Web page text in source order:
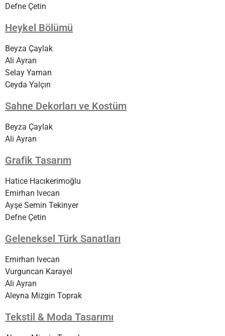
Defne Çetin
Heykel Bölümü
Beyza Çaylak
Ali Ayran
Selay Yaman
Ceyda Yalçın
Sahne Dekorları ve Kostüm
Beyza Çaylak
Ali Ayran
Grafik Tasarım
Hatice Hacıkerimoğlu
Emirhan Ivecan
Ayşe Semin Tekinyer
Defne Çetin
Geleneksel Türk Sanatları
Emirhan Ivecan
Vurguncan Karayel
Ali Ayran
Aleyna Mizgin Toprak
Tekstil & Moda Tasarımı